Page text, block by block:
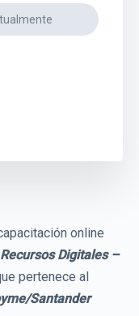
online
Digitales –
pertenece al
Santander